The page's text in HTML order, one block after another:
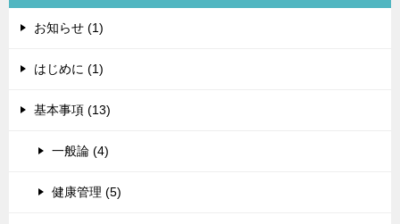
お知らせ (1)
はじめに (1)
基本事項 (13)
一般論 (4)
健康管理 (5)